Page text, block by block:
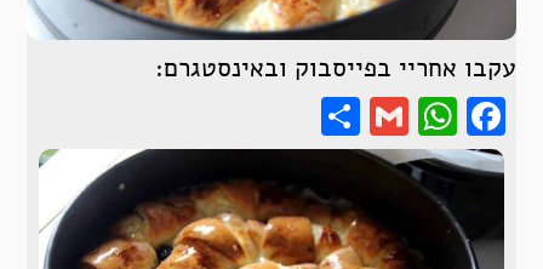
עקבו אחריי בפייסבוק ובאינסטגרם:
Facebook
WhatsApp
Gmail